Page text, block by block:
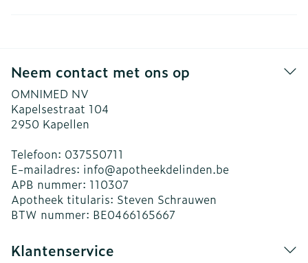
Neem contact met ons op
OMNIMED NV
Kapelsestraat 104
2950 Kapellen
Telefoon: 037550711
E-mailadres: info@apotheekdelinden.be
APB nummer: 110307
Apotheek titularis: Steven Schrauwen
BTW nummer: BE0466165667
Klantenservice